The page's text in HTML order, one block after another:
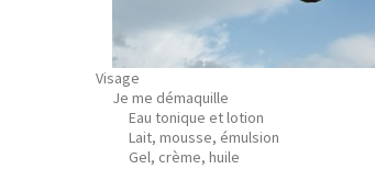
Visage
Je me démaquille
Eau tonique et lotion
Lait, mousse, émulsion
Gel, crème, huile